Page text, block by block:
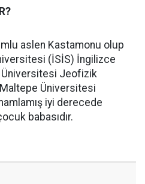
aslen Kastamonu olup
(İSİS) İngilizce
Üniversitesi Jeofizik
Üniversitesi
iyi derecede
babasıdır.